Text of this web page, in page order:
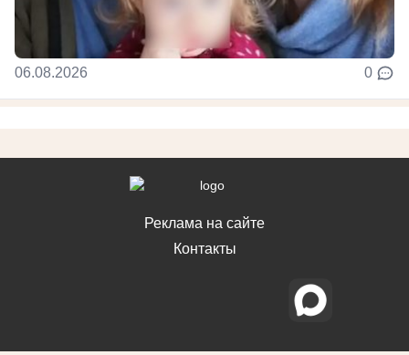
06.08.2026 0
Реклама на сайте
Контакты